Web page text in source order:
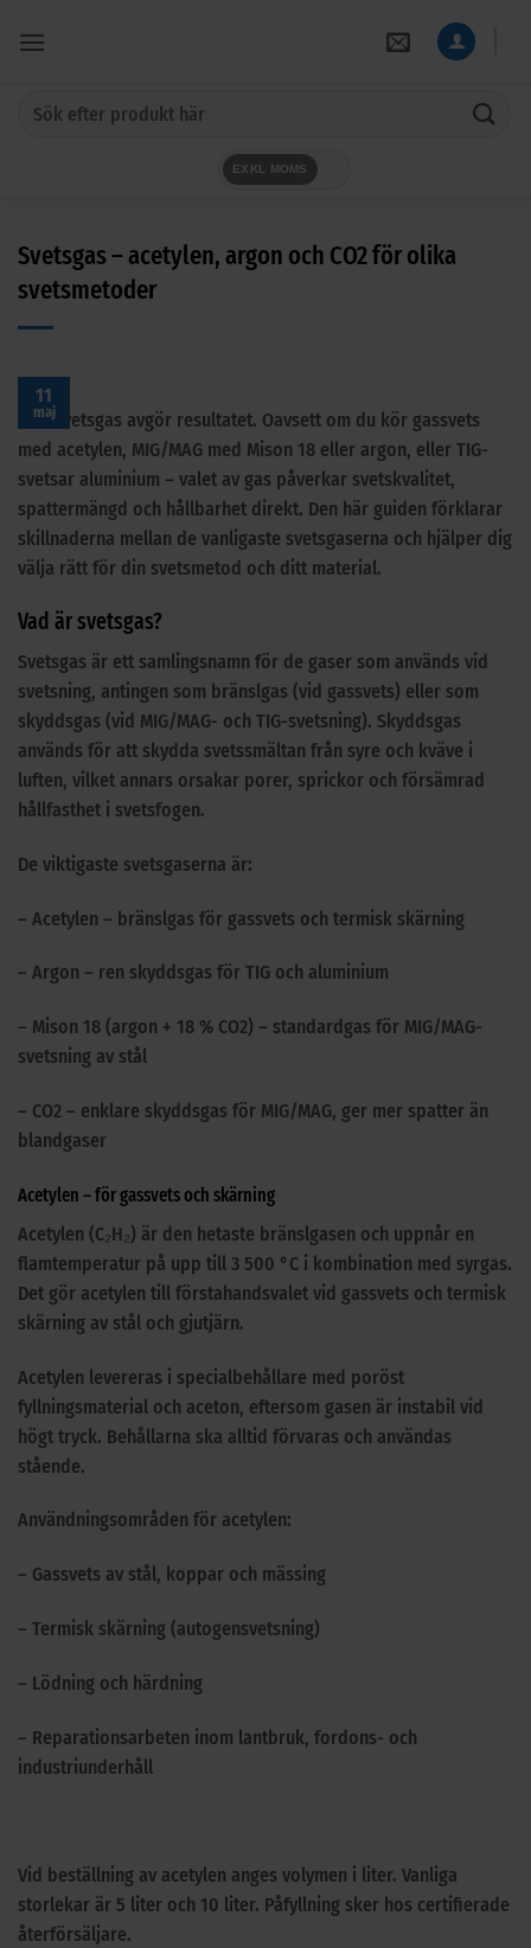
EXKL MOMS
Svetsgas – acetylen, argon och CO2 för olika
svetsmetoder
11
maj
Rätt svetsgas avgör resultatet. Oavsett om du kör gassvets
med acetylen, MIG/MAG med Mison 18 eller argon, eller TIG-
svetsar aluminium – valet av gas påverkar svetskvalitet,
spattermängd och hållbarhet direkt. Den här guiden förklarar
skillnaderna mellan de vanligaste svetsgaserna och hjälper dig
välja rätt för din svetsmetod och ditt material.
Vad är svetsgas?
Svetsgas är ett samlingsnamn för de gaser som används vid
svetsning, antingen som bränslgas (vid gassvets) eller som
skyddsgas (vid MIG/MAG- och TIG-svetsning). Skyddsgas
används för att skydda svetssmältan från syre och kväve i
luften, vilket annars orsakar porer, sprickor och försämrad
hållfasthet i svetsfogen.
De viktigaste svetsgaserna är:
– Acetylen – bränslgas för gassvets och termisk skärning
– Argon – ren skyddsgas för TIG och aluminium
– Mison 18 (argon + 18 % CO2) – standardgas för MIG/MAG-
svetsning av stål
– CO2 – enklare skyddsgas för MIG/MAG, ger mer spatter än
blandgaser
Acetylen – för gassvets och skärning
Acetylen (C₂H₂) är den hetaste bränslgasen och uppnår en
flamtemperatur på upp till 3 500 °C i kombination med syrgas.
Det gör acetylen till förstahandsvalet vid gassvets och termisk
skärning av stål och gjutjärn.
Acetylen levereras i specialbehållare med poröst
fyllningsmaterial och aceton, eftersom gasen är instabil vid
högt tryck. Behållarna ska alltid förvaras och användas
stående.
Användningsområden för acetylen:
– Gassvets av stål, koppar och mässing
– Termisk skärning (autogensvetsning)
– Lödning och härdning
– Reparationsarbeten inom lantbruk, fordons- och
industriunderhåll
Vid beställning av acetylen anges volymen i liter. Vanliga
storlekar är 5 liter och 10 liter. Påfyllning sker hos certifierade
återförsäljare.